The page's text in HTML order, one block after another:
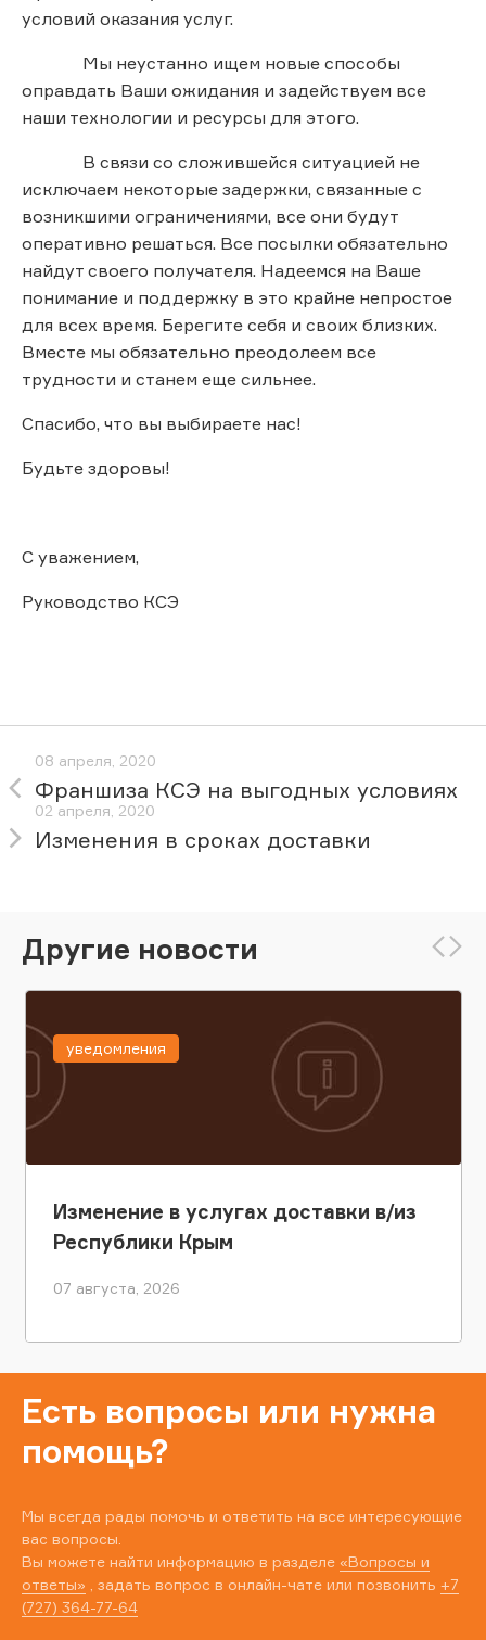
условий оказания услуг.
Мы неустанно ищем новые способы
оправдать Ваши ожидания и задействуем все
наши технологии и ресурсы для этого.
В связи со сложившейся ситуацией не
исключаем некоторые задержки, связанные с
возникшими ограничениями, все они будут
оперативно решаться. Все посылки обязательно
найдут своего получателя. Надеемся на Ваше
понимание и поддержку в это крайне непростое
для всех время. Берегите себя и своих близких.
Вместе мы обязательно преодолеем все
трудности и станем еще сильнее.
Спасибо, что вы выбираете нас!
Будьте здоровы!
С уважением,
Руководство КСЭ
08 апреля, 2020
Франшиза КСЭ на выгодных условиях
02 апреля, 2020
Изменения в сроках доставки
Другие новости
Изменение в услугах доставки в/из
Республики Крым
07 августа, 2026
уведомления
Есть вопросы или нужна
помощь?
Мы всегда рады помочь и ответить на все интересующие
вас вопросы.
Вы можете найти информацию в разделе «Вопросы и
ответы» , задать вопрос в онлайн-чате или позвонить +7
(727) 364-77-64